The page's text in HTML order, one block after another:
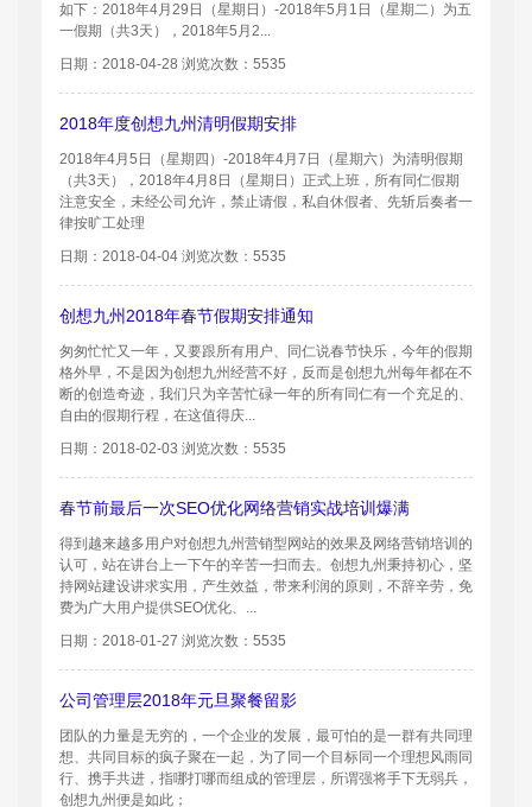
如下：2018年4月29日（星期日）-2018年5月1日（星期二）为五
一假期（共3天），2018年5月2...
日期：2018-04-28 浏览次数：5535
2018年度创想九州清明假期安排
2018年4月5日（星期四）-2018年4月7日（星期六）为清明假期
（共3天），2018年4月8日（星期日）正式上班，所有同仁假期
注意安全，未经公司允许，禁止请假，私自休假者、先斩后奏者一
律按旷工处理
日期：2018-04-04 浏览次数：5535
创想九州2018年春节假期安排通知
匆匆忙忙又一年，又要跟所有用户、同仁说春节快乐，今年的假期
格外早，不是因为创想九州经营不好，反而是创想九州每年都在不
断的创造奇迹，我们只为辛苦忙碌一年的所有同仁有一个充足的、
自由的假期行程，在这值得庆...
日期：2018-02-03 浏览次数：5535
春节前最后一次SEO优化网络营销实战培训爆满
得到越来越多用户对创想九州营销型网站的效果及网络营销培训的
认可，站在讲台上一下午的辛苦一扫而去。创想九州秉持初心，坚
持网站建设讲求实用，产生效益，带来利润的原则，不辞辛劳，免
费为广大用户提供SEO优化、...
日期：2018-01-27 浏览次数：5535
公司管理层2018年元旦聚餐留影
团队的力量是无穷的，一个企业的发展，最可怕的是一群有共同理
想、共同目标的疯子聚在一起，为了同一个目标同一个理想风雨同
行、携手共进，指哪打哪而组成的管理层，所谓强将手下无弱兵，
创想九州便是如此；